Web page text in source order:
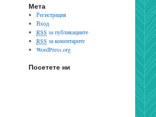
Мета
Регистрация
Вход
RSS за публикациите
RSS за коментарите
WordPress.org
Посетете ни